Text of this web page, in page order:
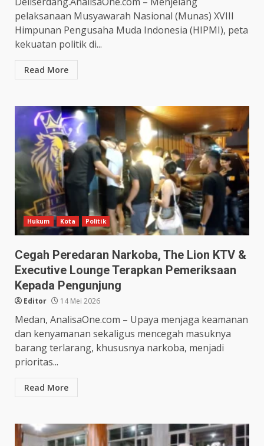
pelaksanaan Musyawarah Nasional (Munas) XVIII
Himpunan Pengusaha Muda Indonesia (HIPMI), peta
kekuatan politik di...
Read More
Hukum Kota Politik
Cegah Peredaran Narkoba, The Lion KTV &
Executive Lounge Terapkan Pemeriksaan
Kepada Pengunjung
Editor 14 Mei 2026
Medan, AnalisaOne.com – Upaya menjaga keamanan
dan kenyamanan sekaligus mencegah masuknya
barang terlarang, khususnya narkoba, menjadi
prioritas...
Read More